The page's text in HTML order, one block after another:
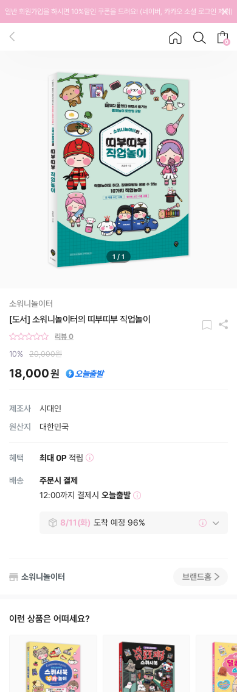
일반 회원가입을 하시면 10%할인 쿠폰을 드려요! (네이버, 카카오 소셜 로그인 제외)
0
1 / 1
소워니놀이터
[도서] 소워니놀이터의 띠부띠부 직업놀이
리뷰 0
10% 20,000원
18,000원 오늘출발
제조사
시대인
원산지
대한민국
혜택 최대 0P적립
배송
주문시 결제
12:00까지 결제시 오늘출발
8/11(화) 도착 예정 96%
소워니놀이터 브랜드홈
이런 상품은 어떠세요?